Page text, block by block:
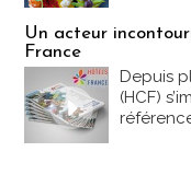
Un acteur
France
Depuis
(HCF)